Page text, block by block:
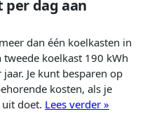
per dag aan
dan één koelkasten in
koelkast 190 kWh
Je kunt besparen op
kosten, als je
doet. Lees verder »